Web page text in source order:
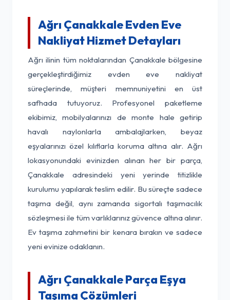
Ağrı Çanakkale Evden Eve
Nakliyat Hizmet Detayları
Ağrı ilinin tüm noktalarından Çanakkale bölgesine
gerçekleştirdiğimiz evden eve nakliyat
süreçlerinde, müşteri memnuniyetini en üst
safhada tutuyoruz. Profesyonel paketleme
ekibimiz, mobilyalarınızı de monte hale getirip
havalı naylonlarla ambalajlarken, beyaz
eşyalarınızı özel kılıflarla koruma altına alır. Ağrı
lokasyonundaki evinizden alınan her bir parça,
Çanakkale adresindeki yeni yerinde titizlikle
kurulumu yapılarak teslim edilir. Bu süreçte sadece
taşıma değil, aynı zamanda sigortalı taşımacılık
sözleşmesi ile tüm varlıklarınız güvence altına alınır.
Ev taşıma zahmetini bir kenara bırakın ve sadece
yeni evinize odaklanın.
Ağrı Çanakkale Parça Eşya
Taşıma Çözümleri